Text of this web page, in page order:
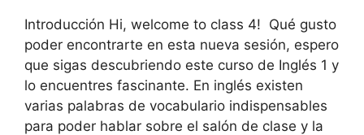
Introducción Hi, welcome to class 4! Qué gusto
poder encontrarte en esta nueva sesión, espero
que sigas descubriendo este curso de Inglés 1 y
lo encuentres fascinante. En inglés existen
varias palabras de vocabulario indispensables
para poder hablar sobre el salón de clase y la